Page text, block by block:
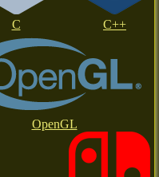
C C++
OpenGL